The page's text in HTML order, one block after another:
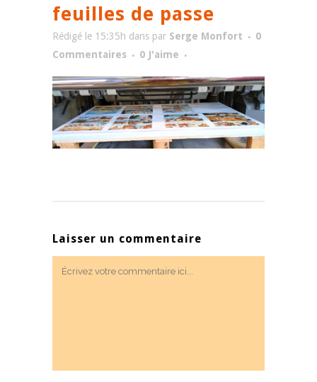
feuilles de passe
Rédigé le 15:35h dans par Serge Monfort
0
Commentaires
0 J'aime
Laisser un commentaire